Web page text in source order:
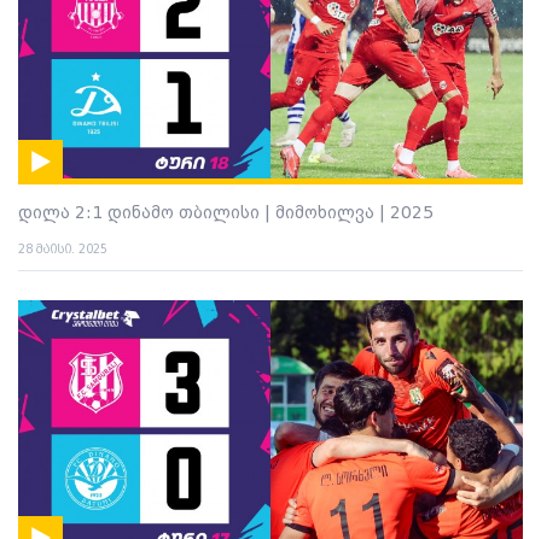
დილა 2:1 დინამო თბილისი | მიმოხილვა | 2025
28 მაისი. 2025